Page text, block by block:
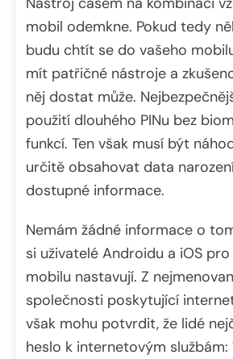
mobil odemkne. Pokud tedy
budu chtít se do vašeho
mít patřičné nástroje a
něj dostat může.
použití dlouhého PINu bez
funkcí. Ten však musí být
určitě obsahovat data
dostupné informace.
Nemám žádné informace o
si uživatelé Androidu a iOS
mobilu nastavují. Z
společnosti poskytující
však mohu potvrdit, že lidé
heslo k internetovým službám: